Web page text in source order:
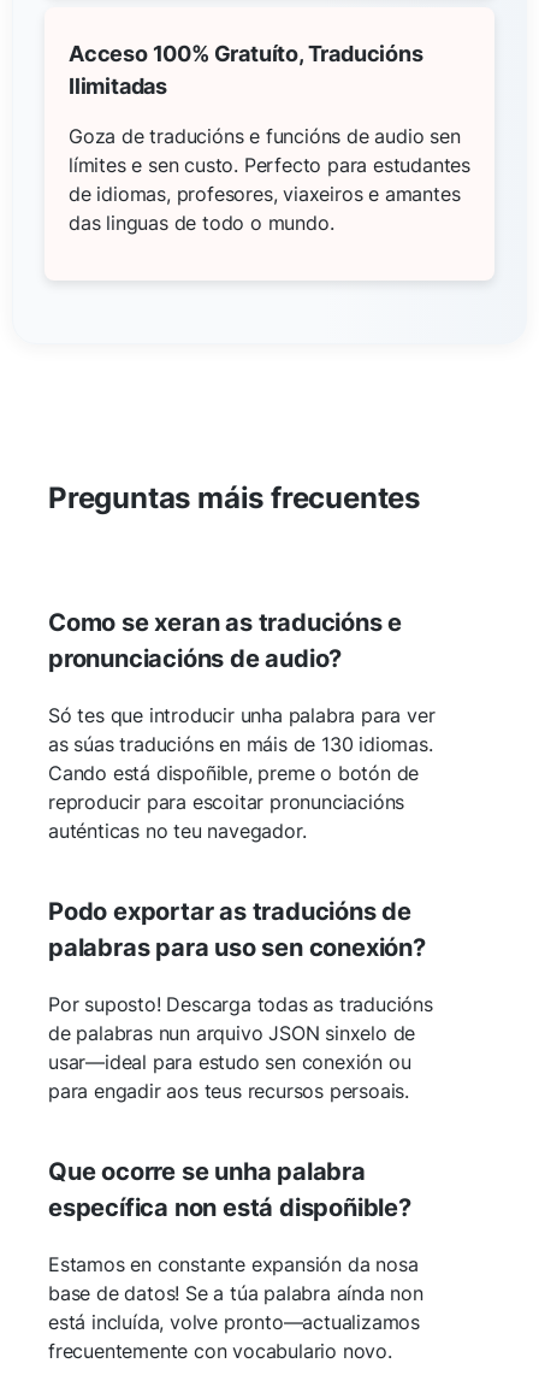
Acceso 100% Gratuíto, Traducións
Ilimitadas
Goza de traducións e funcións de audio sen
límites e sen custo. Perfecto para estudantes
de idiomas, profesores, viaxeiros e amantes
das linguas de todo o mundo.
Preguntas máis frecuentes
Como se xeran as traducións e
pronunciacións de audio?
Só tes que introducir unha palabra para ver
as súas traducións en máis de 130 idiomas.
Cando está dispoñible, preme o botón de
reproducir para escoitar pronunciacións
auténticas no teu navegador.
Podo exportar as traducións de
palabras para uso sen conexión?
Por suposto! Descarga todas as traducións
de palabras nun arquivo JSON sinxelo de
usar—ideal para estudo sen conexión ou
para engadir aos teus recursos persoais.
Que ocorre se unha palabra
específica non está dispoñible?
Estamos en constante expansión da nosa
base de datos! Se a túa palabra aínda non
está incluída, volve pronto—actualizamos
frecuentemente con vocabulario novo.